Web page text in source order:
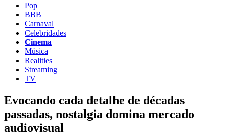
Pop
BBB
Carnaval
Celebridades
Cinema
Música
Realities
Streaming
TV
Evocando cada detalhe de décadas
passadas, nostalgia domina mercado
audiovisual